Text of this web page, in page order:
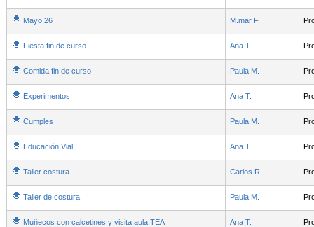
Mayo 26 M.mar F.
Fiesta fin de curso Ana T.
Comida fin de curso Paula M.
Experimentos Ana T.
Cumples Paula M.
Educación Vial Ana T.
Taller costura Carlos R.
Taller de costura Paula M.
Muñecos con calcetines y visita aula TEA Ana T.